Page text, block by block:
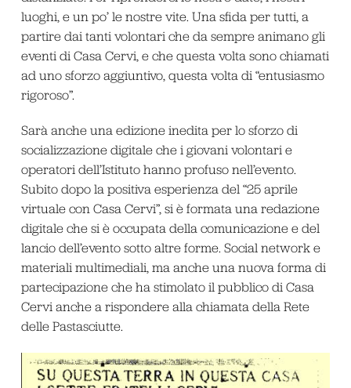
luoghi, e un po’ le nostre vite. Una sfida per tutti, a
partire dai tanti volontari che da sempre animano gli
eventi di Casa Cervi, e che questa volta sono chiamati
ad uno sforzo aggiuntivo, questa volta di “entusiasmo
rigoroso”.
Sarà anche una edizione inedita per lo sforzo di
socializzazione digitale che i giovani volontari e
operatori dell’Istituto hanno profuso nell’evento.
Subito dopo la positiva esperienza del “25 aprile
virtuale con Casa Cervi”, si è formata una redazione
digitale che si è occupata della comunicazione e del
lancio dell’evento sotto altre forme. Social network e
materiali multimediali, ma anche una nuova forma di
partecipazione che ha stimolato il pubblico di Casa
Cervi anche a rispondere alla chiamata della Rete
delle Pastasciutte.